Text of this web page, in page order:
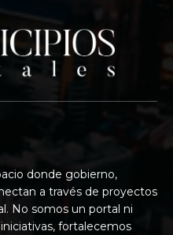
donde gobierno,
a través de proyectos
No somos un portal ni
fortalecemos